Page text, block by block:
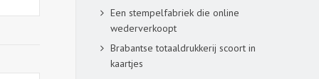
Een stempelfabriek die online
wederverkoopt
Brabantse totaaldrukkerij scoort in
kaartjes